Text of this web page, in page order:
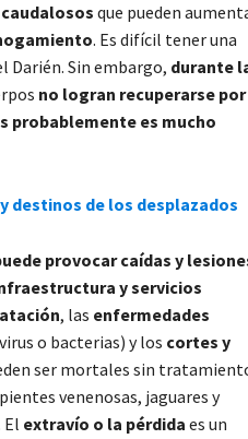
que pueden
. Es difícil tener una
Darién. Sin embargo, durante
no logran recuperarse por
probablemente es mucho
destinos de los desplazados
provocar caídas y
y servicios
, las enfermedades
o bacterias) y los cortes y
ser mortales sin
venenosas, jaguares y
El extravío o la pérdida es un